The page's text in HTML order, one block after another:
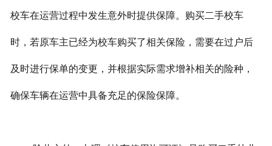
校车在运营过程中发生意外时提供保障。购买二手校车
时，若原车主已经为校车购买了相关保险，需要在过户后
及时进行保单的变更，并根据实际需求增补相关的险种，
确保车辆在运营中具备充足的保险保障。